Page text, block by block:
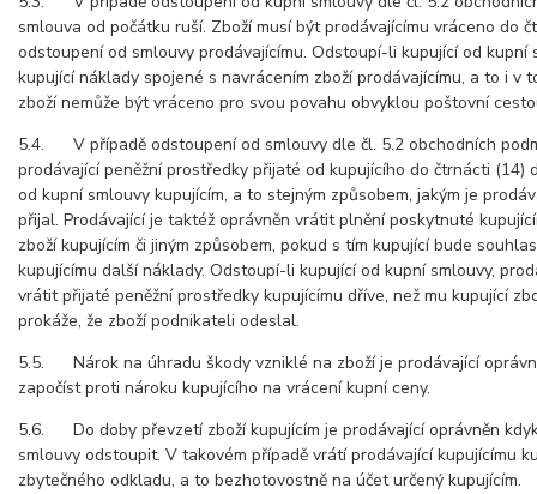
smlouva od počátku ruší. Zboží musí být prodávajícímu vráceno do
odstoupení od smlouvy prodávajícímu. Odstoupí-li kupující od kupní
kupující náklady spojené s navrácením zboží prodávajícímu, a to i v
zboží nemůže být vráceno pro svou povahu obvyklou poštovní
5.4. V případě odstoupení od smlouvy dle čl. 5.2 obchodních
prodávající peněžní prostředky přijaté od kupujícího do čtrnácti (14)
od kupní smlouvy kupujícím, a to stejným způsobem, jakým je
přijal. Prodávající je taktéž oprávněn vrátit plnění poskytnuté
zboží kupujícím či jiným způsobem, pokud s tím kupující bude
kupujícímu další náklady. Odstoupí-li kupující od kupní smlouvy,
vrátit přijaté peněžní prostředky kupujícímu dříve, než mu kupující
prokáže, že zboží podnikateli odeslal.
5.5. Nárok na úhradu škody vzniklé na zboží je prodávající
započíst proti nároku kupujícího na vrácení kupní ceny.
5.6. Do doby převzetí zboží kupujícím je prodávající oprávněn
smlouvy odstoupit. V takovém případě vrátí prodávající kupujícímu
zbytečného odkladu, a to bezhotovostně na účet určený kupujícím.